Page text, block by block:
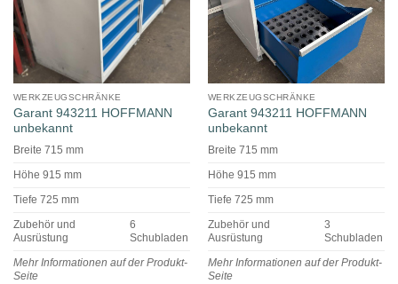
WERKZEUGSCHRÄNKE
Garant 943211 HOFFMANN
unbekannt
Breite 715 mm
Höhe 915 mm
Tiefe 725 mm
Zubehör und
Ausrüstung
6
Schubladen
Mehr Informationen auf der Produkt-
Seite
WERKZEUGSCHRÄNKE
Garant 943211 HOFFMANN
unbekannt
Breite 715 mm
Höhe 915 mm
Tiefe 725 mm
Zubehör und
Ausrüstung
3
Schubladen
Mehr Informationen auf der Produkt-
Seite